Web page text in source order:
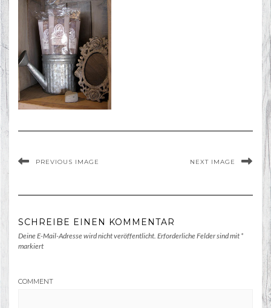
PREVIOUS IMAGE NEXT IMAGE
SCHREIBE EINEN KOMMENTAR
Deine E-Mail-Adresse wird nicht veröffentlicht. Erforderliche Felder sind mit *
markiert
COMMENT